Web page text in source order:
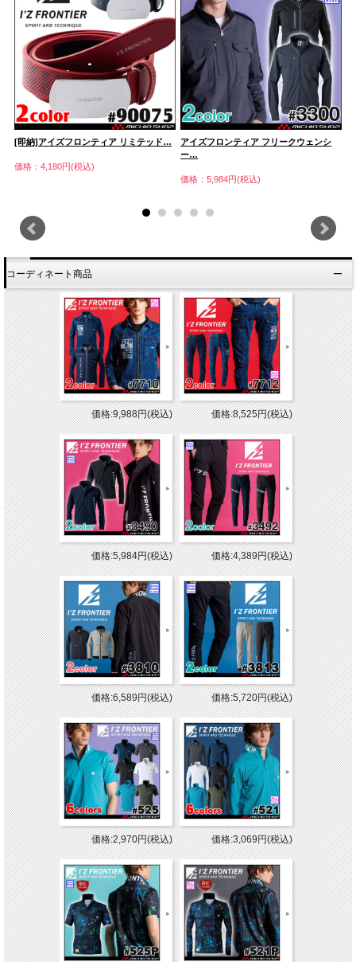
[即納]アイズフロンティア リミテッド…
価格：4,180円(税込)
アイズフロンティア フリークウェンシ
ー…
価格：5,984円(税込)
コーディネート商品
価格:9,988円(税込) 価格:8,525円(税込)
価格:5,984円(税込) 価格:4,389円(税込)
価格:6,589円(税込) 価格:5,720円(税込)
価格:2,970円(税込) 価格:3,069円(税込)